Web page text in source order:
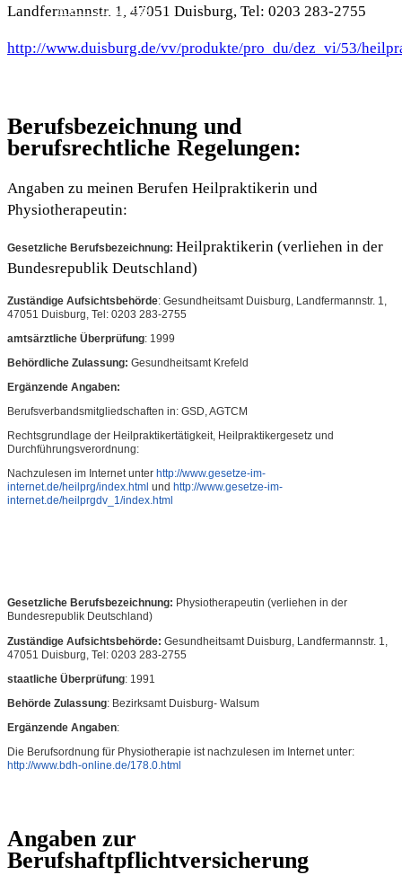
AKTUELLES
Landfermannstr. 1, 47051 Duisburg, Tel: 0203 283-2755
http://www.duisburg.de/vv/produkte/pro_du/dez_vi/53/
Berufsbezeichnung und
berufsrechtliche Regelungen:
Angaben zu meinen Berufen Heilpraktikerin und
Physiotherapeutin:
Gesetzliche Berufsbezeichnung: Heilpraktikerin (verliehen in der
Bundesrepublik Deutschland)
Zuständige Aufsichtsbehörde: Gesundheitsamt Duisburg, Landfermannstr. 1,
47051 Duisburg, Tel: 0203 283-2755
amtsärztliche Überprüfung: 1999
Behördliche Zulassung: Gesundheitsamt Krefeld
Ergänzende Angaben:
Berufsverbandsmitgliedschaften in: GSD, AGTCM
Rechtsgrundlage der Heilpraktikertätigkeit, Heilpraktikergesetz und
Durchführungsverordnung:
Nachzulesen im Internet unter http://www.gesetze-im-
internet.de/heilprg/index.html und http://www.gesetze-im-
internet.de/heilprgdv_1/index.html
Gesetzliche Berufsbezeichnung: Physiotherapeutin (verliehen in der
Bundesrepublik Deutschland)
Zuständige Aufsichtsbehörde: Gesundheitsamt Duisburg, Landfermannstr. 1,
47051 Duisburg, Tel: 0203 283-2755
staatliche Überprüfung: 1991
Behörde Zulassung: Bezirksamt Duisburg- Walsum
Ergänzende Angaben:
Die Berufsordnung für Physiotherapie ist nachzulesen im Internet unter:
http://www.bdh-online.de/178.0.html
Angaben zur
Berufshaftpflichtversicherung